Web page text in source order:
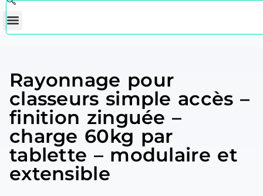
Rayonnage pour
classeurs simple accès –
finition zinguée –
charge 60kg par
tablette – modulaire et
extensible